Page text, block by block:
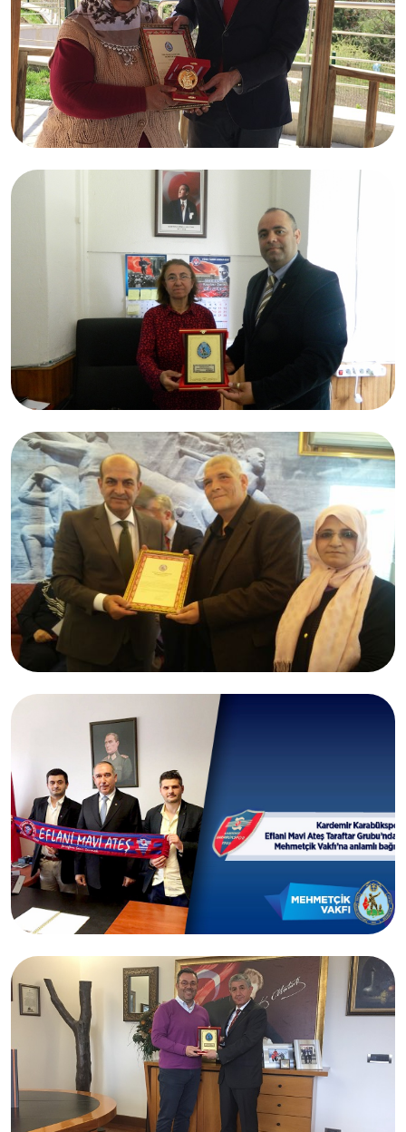
05.05.2017
Dr. Ayla YILDIZ
Adana
Sevim KURŞUN ve oğlu Nurettin KURŞUN
Teşekkürler Eflani Mavi Ateş...
İstanbul Avrupa Yakası